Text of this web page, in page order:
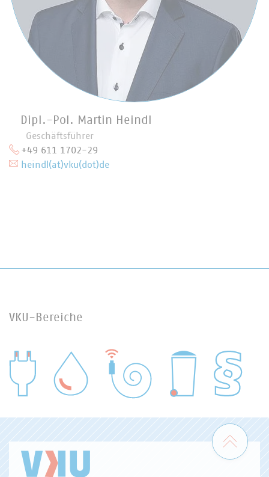
Dipl.-Pol. Martin Heindl
Geschäftsführer
+49 611 1702-29
heindl(at)vku(dot)de
VKU-Bereiche
WASSER/ABWASSER
Zum